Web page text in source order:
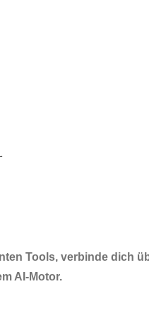
Tools, verbinde dich
AI-Motor.